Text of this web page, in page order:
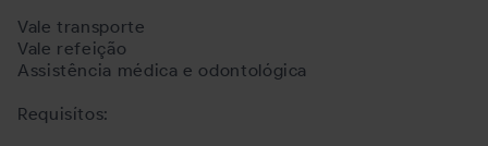
Vale transporte
Vale refeição
Assistência médica e odontológica
Requisítos: